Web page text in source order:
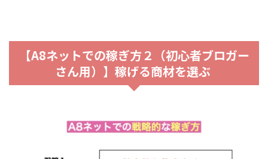
【A8ネットでの稼ぎ方２（初心者ブロガー
さん用）】稼げる商材を選ぶ